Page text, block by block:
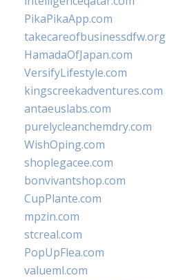
PikaPikaApp.com
takecareofbusinessdfw.org
HamadaOfJapan.com
VersifyLifestyle.com
kingscreekadventures.com
antaeuslabs.com
purelycleanchemdry.com
WishOping.com
shoplegacee.com
bonvivantshop.com
CupPlante.com
mpzin.com
stcreal.com
PopUpFlea.com
valueml.com